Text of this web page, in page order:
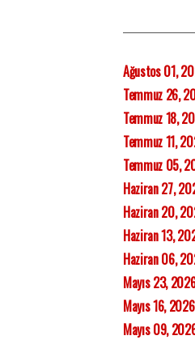
Ağustos 01,
Temmuz 26,
Temmuz 18,
Temmuz 11,
Temmuz 05,
Haziran 27,
Haziran 20,
Haziran 13,
Haziran 06,
Mayıs 23,
Mayıs 16,
Mayıs 09,